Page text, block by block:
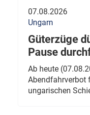
07.08.2026
Ungarn
Güterzüge
Pause
Ab heute
Abendfahrverbot
ungarischen